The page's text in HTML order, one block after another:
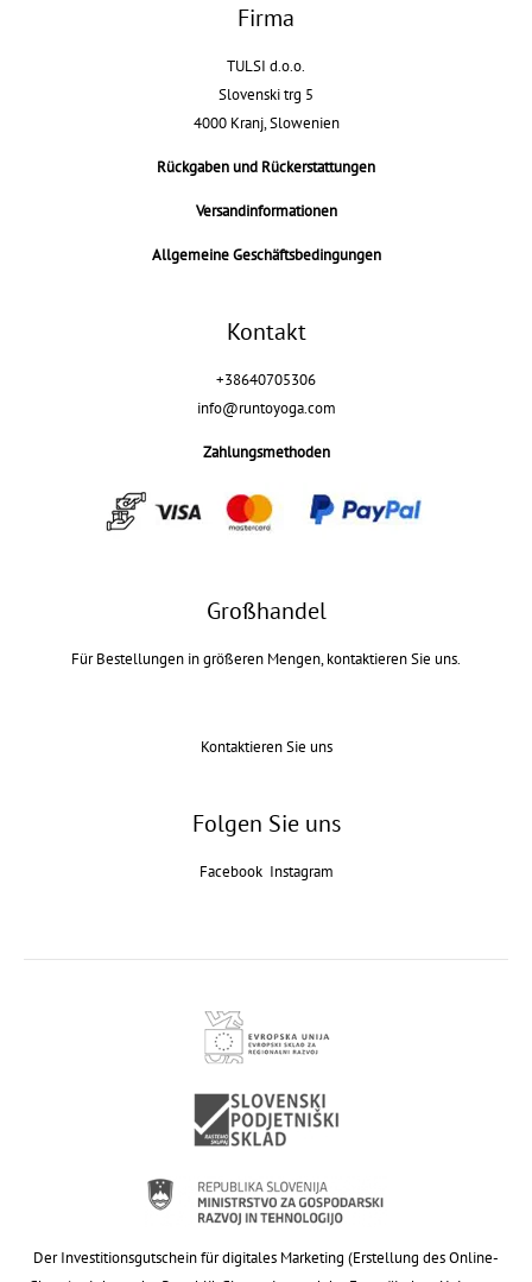
Firma
TULSI d.o.o.
Slovenski trg 5
4000 Kranj, Slowenien
Rückgaben und Rückerstattungen
Versandinformationen
Allgemeine Geschäftsbedingungen
Kontakt
+38640705306
info@runtoyoga.com
Zahlungsmethoden
Großhandel
Für Bestellungen in größeren Mengen, kontaktieren Sie uns.
Kontaktieren Sie uns
Folgen Sie uns
Facebook Instagram
Der Investitionsgutschein für digitales Marketing (Erstellung des Online-